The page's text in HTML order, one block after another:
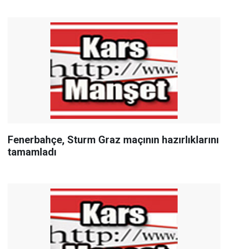
Fenerbahçe, Sturm Graz maçının hazırlıklarını
tamamladı